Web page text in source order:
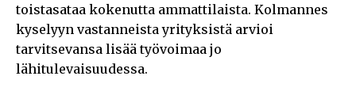
toistasataa kokenutta ammattilaista. Kolmannes
kyselyyn vastanneista yrityksistä arvioi
tarvitsevansa lisää työvoimaa jo
lähitulevaisuudessa.